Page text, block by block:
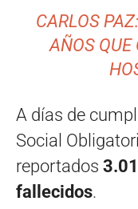
CARLOS
AÑOS QUE
A días de
Social
reportados
fallecidos.